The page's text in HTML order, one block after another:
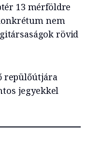
13 mérföldre
nem
rövid
repülőútjára
jegyekkel